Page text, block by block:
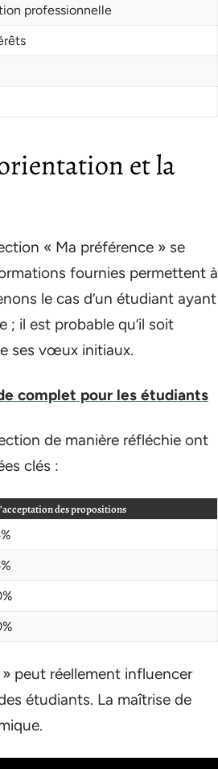
professionnelle
et la
« Ma préférence » se
fournies permettent à
le cas d’un étudiant ayant
il est probable qu’il soit
ses vœux initiaux.
complet pour les étudiants
de manière réfléchie ont
clés :
des propositions
peut réellement influencer
étudiants. La maîtrise de